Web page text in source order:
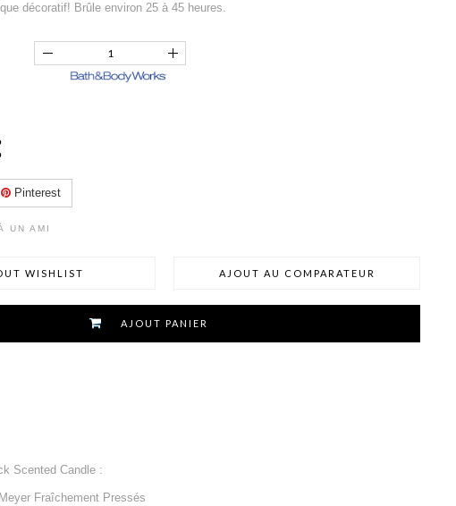
décoratif! Brûle environ 25 à 45 heures.
Pinterest
UN AMI
WISHLIST AJOUT AU COMPARATEUR
AJOUT PANIER
Scented Candle :
Fraîchement Pressés